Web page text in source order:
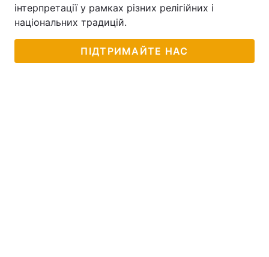
Тема оформлення
інтерпретації у рамках різних релігійних і
національних традицій.
ПІДТРИМАЙТЕ НАС